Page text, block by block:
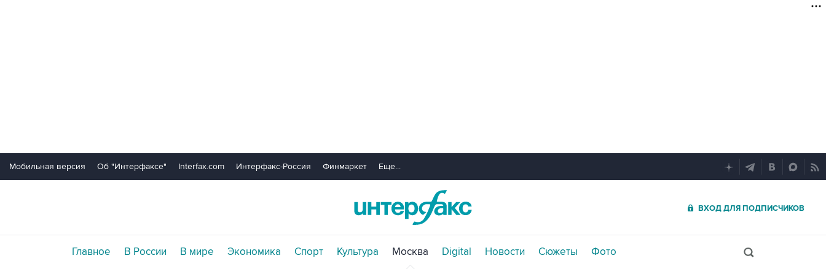
Мобильная версия Об "Интерфаксе" Interfax.com Интерфакс-Россия Финмаркет Еще...
ВХОД ДЛЯ ПОДПИСЧИКОВ
Главное В России В мире Экономика Спорт Культура Москва Digital Новости Сюжеты Фото